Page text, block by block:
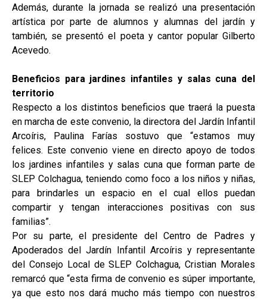
Además, durante la jornada se realizó una presentación
artística por parte de alumnos y alumnas del jardín y
también, se presentó el poeta y cantor popular Gilberto
Acevedo.
Beneficios para jardines infantiles y salas cuna del
territorio
Respecto a los distintos beneficios que traerá la puesta
en marcha de este convenio, la directora del Jardín Infantil
Arcoíris, Paulina Farías sostuvo que “estamos muy
felices. Este convenio viene en directo apoyo de todos
los jardines infantiles y salas cuna que forman parte de
SLEP Colchagua, teniendo como foco a los niños y niñas,
para brindarles un espacio en el cual ellos puedan
compartir y tengan interacciones positivas con sus
familias”.
Por su parte, el presidente del Centro de Padres y
Apoderados del Jardín Infantil Arcoíris y representante
del Consejo Local de SLEP Colchagua, Cristian Morales
remarcó que “esta firma de convenio es súper importante,
ya que esto nos dará mucho más tiempo con nuestros